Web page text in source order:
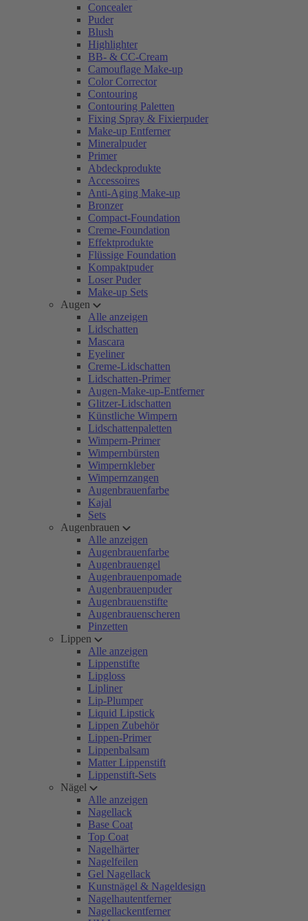
Concealer
Puder
Blush
Highlighter
BB- & CC-Cream
Camouflage Make-up
Color Corrector
Contouring
Contouring Paletten
Fixing Spray & Fixierpuder
Make-up Entferner
Mineralpuder
Primer
Abdeckprodukte
Accessoires
Anti-Aging Make-up
Bronzer
Compact-Foundation
Creme-Foundation
Effektprodukte
Flüssige Foundation
Kompaktpuder
Loser Puder
Make-up Sets
Augen
Alle anzeigen
Lidschatten
Mascara
Eyeliner
Creme-Lidschatten
Lidschatten-Primer
Augen-Make-up-Entferner
Glitzer-Lidschatten
Künstliche Wimpern
Lidschattenpaletten
Wimpern-Primer
Wimpernbürsten
Wimpernkleber
Wimpernzangen
Augenbrauenfarbe
Kajal
Sets
Augenbrauen
Alle anzeigen
Augenbrauenfarbe
Augenbrauengel
Augenbrauenpomade
Augenbrauenpuder
Augenbrauenstifte
Augenbrauenscheren
Pinzetten
Lippen
Alle anzeigen
Lippenstifte
Lipgloss
Lipliner
Lip-Plumper
Liquid Lipstick
Lippen Zubehör
Lippen-Primer
Lippenbalsam
Matter Lippenstift
Lippenstift-Sets
Nägel
Alle anzeigen
Nagellack
Base Coat
Top Coat
Nagelhärter
Nagelfeilen
Gel Nagellack
Kunstnägel & Nageldesign
Nagelhautentferner
Nagellackentferner